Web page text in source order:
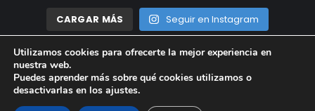
CARGAR MÁS Seguir en Instagram
Madrid Motor © 2023 Todos los derechos reservados |
Legal|Política de privacidad|
Utilizamos cookies para ofrecerte la mejor experiencia en
nuestra web.
Puedes aprender más sobre qué cookies utilizamos o
desactivarlas en los ajustes.